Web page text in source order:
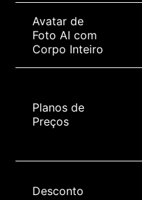
Avatar de
Foto AI com
Corpo Inteiro
Planos de
Preços
Desconto